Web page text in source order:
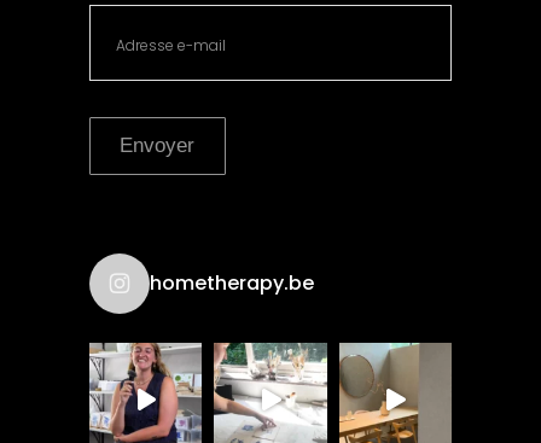
Envoyer
hometherapy.be